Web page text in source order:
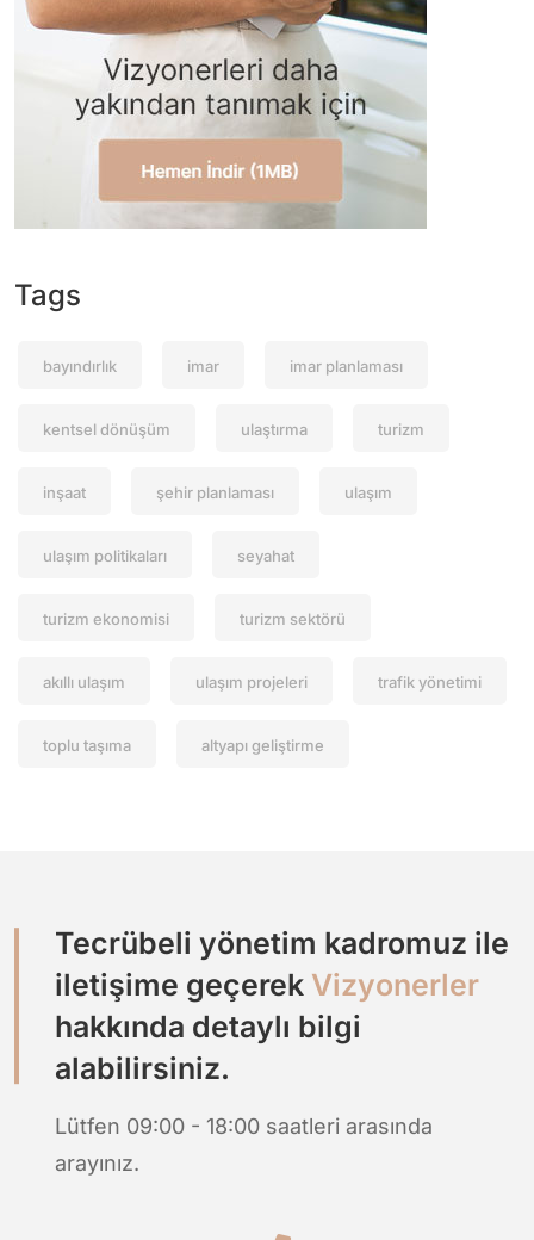
Tags
bayındırlık imar imar planlaması
kentsel dönüşüm ulaştırma turizm
inşaat şehir planlaması ulaşım
ulaşım politikaları seyahat
turizm ekonomisi turizm sektörü
akıllı ulaşım ulaşım projeleri trafik yönetimi
toplu taşıma altyapı geliştirme
Tecrübeli yönetim kadromuz ile
iletişime geçerek Vizyonerler
hakkında detaylı bilgi
alabilirsiniz.
Lütfen 09:00 - 18:00 saatleri arasında
arayınız.